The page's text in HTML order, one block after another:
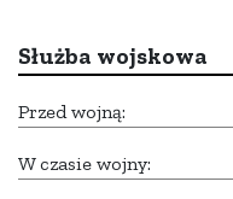
Służba wojskowa
Przed wojną:
W czasie wojny: